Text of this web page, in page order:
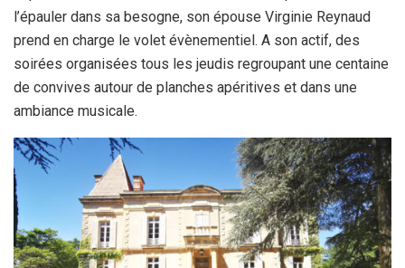
l’épauler dans sa besogne, son épouse Virginie Reynaud
prend en charge le volet évènementiel. A son actif, des
soirées organisées tous les jeudis regroupant une centaine
de convives autour de planches apéritives et dans une
ambiance musicale.